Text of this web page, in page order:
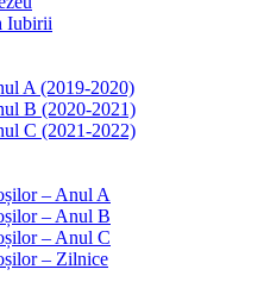
Iubirii
A (2019-2020)
B (2020-2021)
C (2021-2022)
– Anul A
– Anul B
– Anul C
– Zilnice